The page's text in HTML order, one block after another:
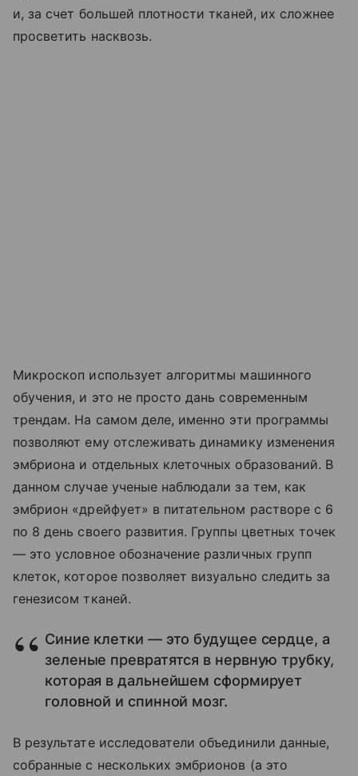
и, за счет большей плотности тканей, их сложнее
просветить насквозь.
Микроскоп использует алгоритмы машинного
обучения, и это не просто дань современным
трендам. На самом деле, именно эти программы
позволяют ему отслеживать динамику изменения
эмбриона и отдельных клеточных образований. В
данном случае ученые наблюдали за тем, как
эмбрион «дрейфует» в питательном растворе с 6
по 8 день своего развития. Группы цветных точек
— это условное обозначение различных групп
клеток, которое позволяет визуально следить за
генезисом тканей.
Синие клетки — это будущее сердце, а
зеленые превратятся в нервную трубку,
которая в дальнейшем сформирует
головной и спинной мозг.
В результате исследователи объединили данные,
собранные с нескольких эмбрионов (а это